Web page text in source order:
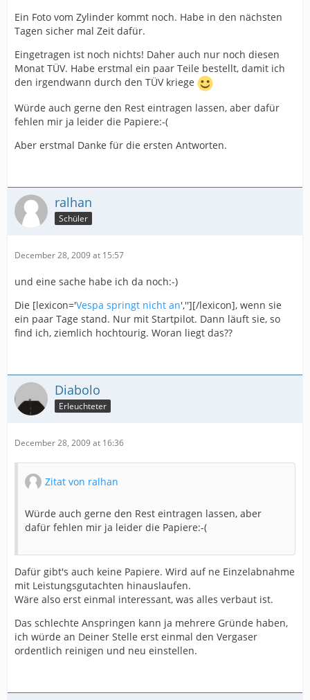
Ein Foto vom Zylinder kommt noch. Habe in den nächsten
Tagen sicher mal Zeit dafür.
Eingetragen ist noch nichts! Daher auch nur noch diesen
Monat TÜV. Habe erstmal ein paar Teile bestellt, damit ich
den irgendwann durch den TÜV kriege
Würde auch gerne den Rest eintragen lassen, aber dafür
fehlen mir ja leider die Papiere:-(
Aber erstmal Danke für die ersten Antworten.
ralhan
Schüler
December 28, 2009 at 15:57
und eine sache habe ich da noch:-)
Die [lexicon='Vespa springt nicht an',''][/lexicon], wenn sie
ein paar Tage stand. Nur mit Startpilot. Dann läuft sie, so
find ich, ziemlich hochtourig. Woran liegt das??
Diabolo
Erleuchteter
December 28, 2009 at 16:36
Zitat von ralhan
Würde auch gerne den Rest eintragen lassen, aber
dafür fehlen mir ja leider die Papiere:-(
Dafür gibt's auch keine Papiere. Wird auf ne Einzelabnahme
mit Leistungsgutachten hinauslaufen.
Wäre also erst einmal interessant, was alles verbaut ist.
Das schlechte Anspringen kann ja mehrere Gründe haben,
ich würde an Deiner Stelle erst einmal den Vergaser
ordentlich reinigen und neu einstellen.